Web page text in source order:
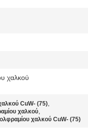
χαλκού
CuW- (75),
χαλκού,
χαλκού CuW- (75)